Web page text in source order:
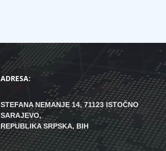
ADRESA:
STEFANA NEMANJE 14, 71123 ISTOČNO
SARAJEVO,
REPUBLIKA SRPSKA, BIH